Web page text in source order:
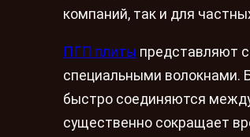
компаний, так и для
ПГП плиты представляют
специальными волокнами.
быстро соединяются
существенно сокращает